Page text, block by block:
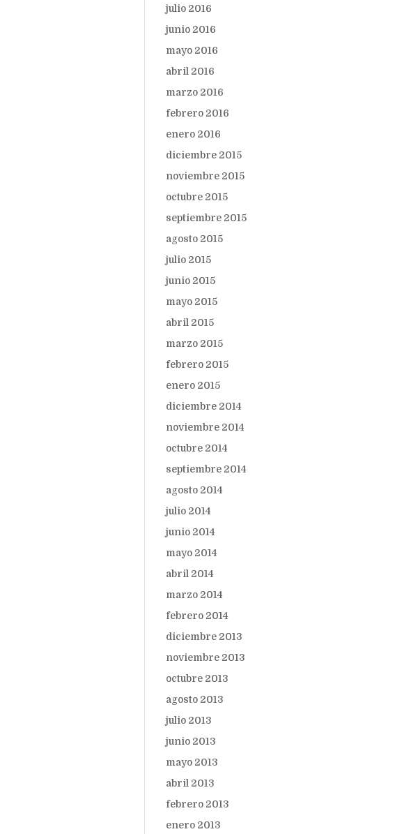
julio 2016
junio 2016
mayo 2016
abril 2016
marzo 2016
febrero 2016
enero 2016
diciembre 2015
noviembre 2015
octubre 2015
septiembre 2015
agosto 2015
julio 2015
junio 2015
mayo 2015
abril 2015
marzo 2015
febrero 2015
enero 2015
diciembre 2014
noviembre 2014
octubre 2014
septiembre 2014
agosto 2014
julio 2014
junio 2014
mayo 2014
abril 2014
marzo 2014
febrero 2014
diciembre 2013
noviembre 2013
octubre 2013
agosto 2013
julio 2013
junio 2013
mayo 2013
abril 2013
febrero 2013
enero 2013